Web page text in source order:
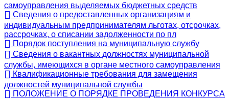
самоуправления выделяемых бюджетных средств
Сведения о предоставленных организациям и
индивидуальным предпринимателям льготах, отсрочках,
рассрочках, о списании задолженности по пл
Порядок поступления на муниципальную службу
Сведения о вакантных должностях муниципальной
службы, имеющихся в органе местного самоуправления
Квалификационные требования для замещения
должностей муниципальной службы
ПОЛОЖЕНИЕ О ПОРЯДКЕ ПРОВЕДЕНИЯ КОНКУРСА